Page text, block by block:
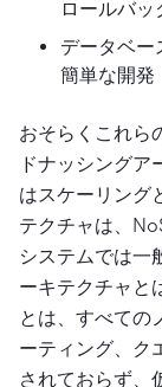
ロールバッ
データベー
簡単な開発
おそらくこれら
ドナッシングア
はスケーリング
テクチャは、
システムでは一
ーキテクチャと
とは、すべての
ーティング、ク
されておらず、